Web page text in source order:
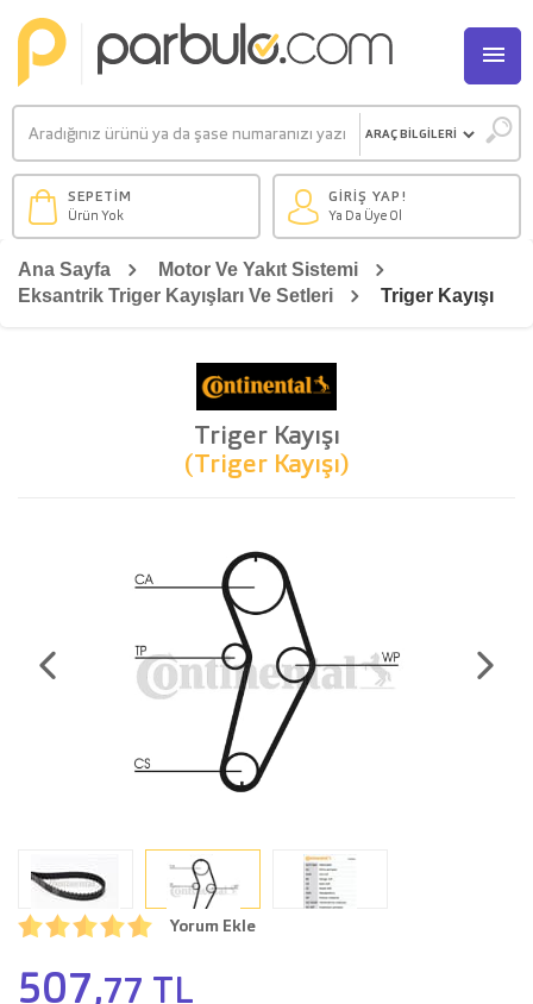
SEPETİM
Ürün Yok
GİRİŞ YAP!
Ya Da Üye Ol
Ana Sayfa
Motor Ve Yakıt Sistemi
Eksantrik Triger Kayışları Ve Setleri
Triger Kayışı
Triger Kayışı
(Triger Kayışı)
Yorum Ekle
507,77 TL